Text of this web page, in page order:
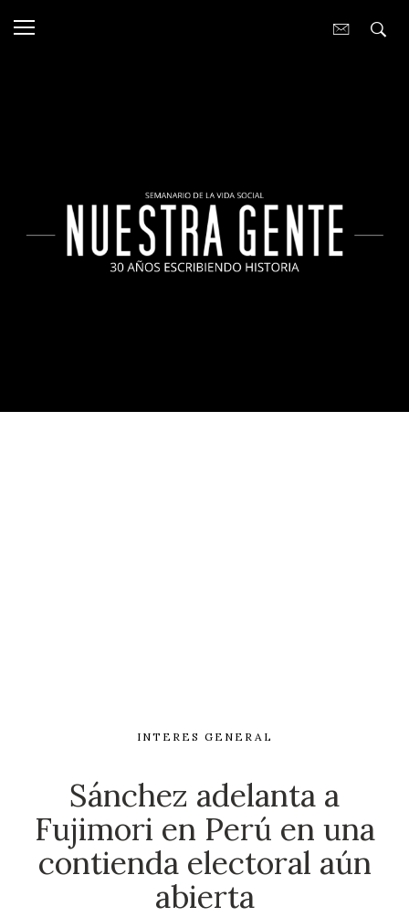
INTERES GENERAL
Sánchez adelanta a
Fujimori en Perú en una
contienda electoral aún
abierta